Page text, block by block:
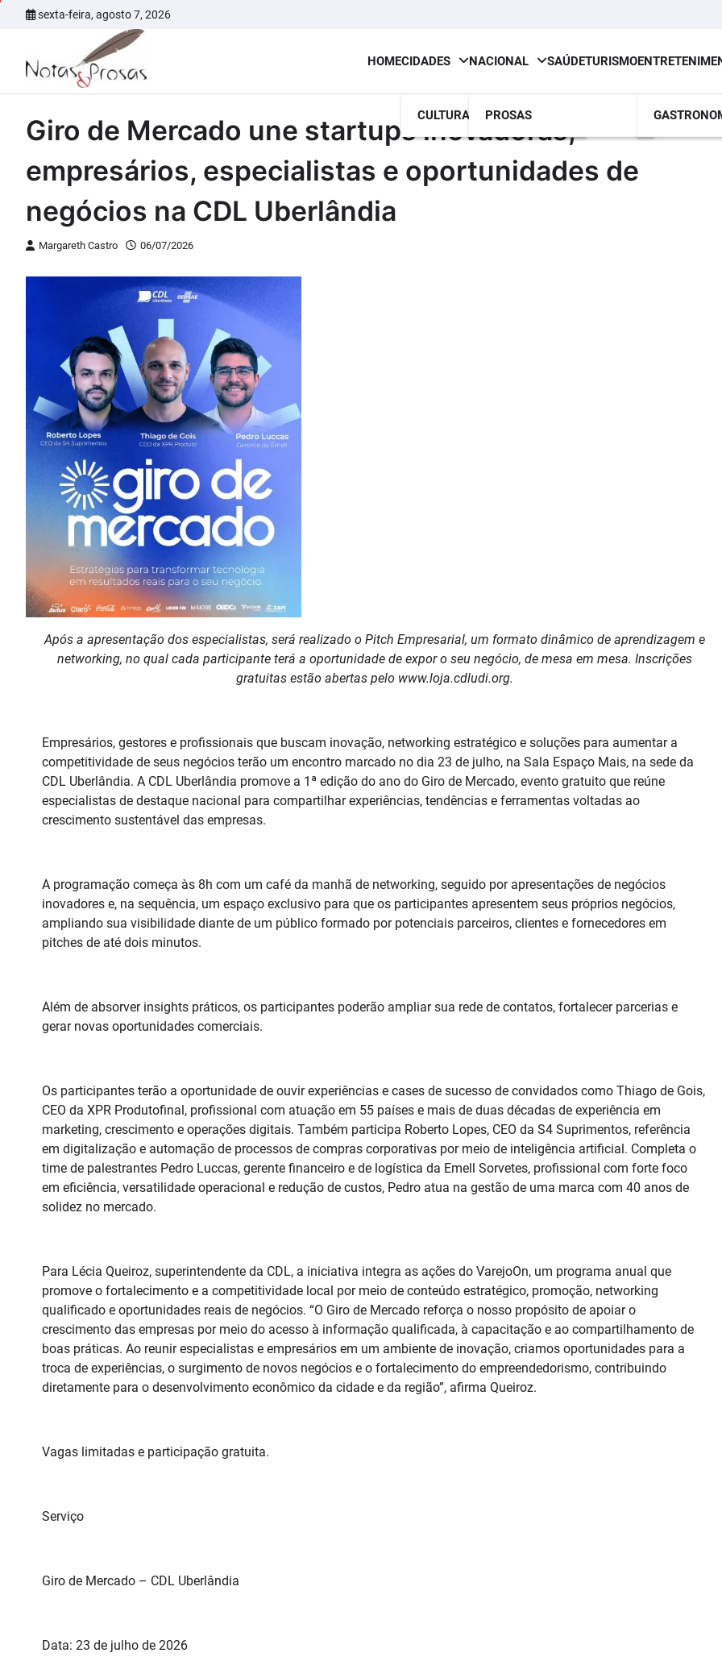
sexta-feira, agosto 7, 2026
HOMECIDADES
CULTURA
NACIONAL
PROSAS
SAÚDETURISMO
Giro de Mercado une startups inovadoras,
empresários, especialistas e oportunidades de
negócios na CDL Uberlândia
Margareth Castro 06/07/2026
Após a apresentação dos especialistas, será realizado o Pitch Empresarial, um formato dinâmico de aprendizagem e
networking, no qual cada participante terá a oportunidade de expor o seu negócio, de mesa em mesa. Inscrições
gratuitas estão abertas pelo www.loja.cdludi.org.
Empresários, gestores e profissionais que buscam inovação, networking estratégico e soluções para aumentar a
competitividade de seus negócios terão um encontro marcado no dia 23 de julho, na Sala Espaço Mais, na sede da
CDL Uberlândia. A CDL Uberlândia promove a 1ª edição do ano do Giro de Mercado, evento gratuito que reúne
especialistas de destaque nacional para compartilhar experiências, tendências e ferramentas voltadas ao
crescimento sustentável das empresas.
A programação começa às 8h com um café da manhã de networking, seguido por apresentações de negócios
inovadores e, na sequência, um espaço exclusivo para que os participantes apresentem seus próprios negócios,
ampliando sua visibilidade diante de um público formado por potenciais parceiros, clientes e fornecedores em
pitches de até dois minutos.
Além de absorver insights práticos, os participantes poderão ampliar sua rede de contatos, fortalecer parcerias e
gerar novas oportunidades comerciais.
Os participantes terão a oportunidade de ouvir experiências e cases de sucesso de convidados como Thiago de Gois,
CEO da XPR Produtofinal, profissional com atuação em 55 países e mais de duas décadas de experiência em
marketing, crescimento e operações digitais. Também participa Roberto Lopes, CEO da S4 Suprimentos, referência
em digitalização e automação de processos de compras corporativas por meio de inteligência artificial. Completa o
time de palestrantes Pedro Luccas, gerente financeiro e de logística da Emell Sorvetes, profissional com forte foco
em eficiência, versatilidade operacional e redução de custos, Pedro atua na gestão de uma marca com 40 anos de
solidez no mercado.
Para Lécia Queiroz, superintendente da CDL, a iniciativa integra as ações do VarejoOn, um programa anual que
promove o fortalecimento e a competitividade local por meio de conteúdo estratégico, promoção, networking
qualificado e oportunidades reais de negócios. “O Giro de Mercado reforça o nosso propósito de apoiar o
crescimento das empresas por meio do acesso à informação qualificada, à capacitação e ao compartilhamento de
boas práticas. Ao reunir especialistas e empresários em um ambiente de inovação, criamos oportunidades para a
troca de experiências, o surgimento de novos negócios e o fortalecimento do empreendedorismo, contribuindo
diretamente para o desenvolvimento econômico da cidade e da região”, afirma Queiroz.
Vagas limitadas e participação gratuita.
Serviço
Giro de Mercado – CDL Uberlândia
Data: 23 de julho de 2026